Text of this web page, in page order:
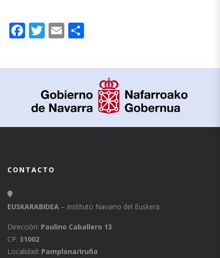
Facebook
Twitter
Email
CONTACTO
EUSKARABIDEA – Instituto Navarro del Euskera
Dirección: Paulino Caballero 13
CP: 31002
Localidad: Pamplona/Iruña